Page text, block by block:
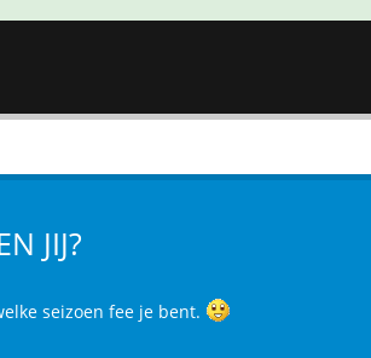
JIJ?
seizoen fee je bent.